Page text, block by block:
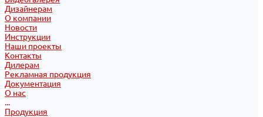
Дизайнерам
О компании
Новости
Инструкции
Наши проекты
Контакты
Дилерам
Рекламная продукция
Документация
О нас
...
Продукция